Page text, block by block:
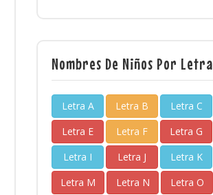
Nombres De Niños Por Letra
Letra A Letra B Letra C
Letra E
Letra F Letra G
Letra I
Letra J Letra K
Letra M
Letra N Letra O